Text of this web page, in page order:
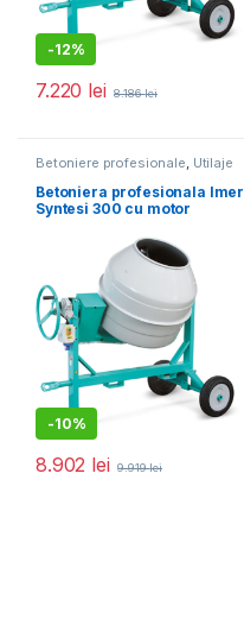
-12%
7.220 lei 8.186lei
Betoniere profesionale Utilaje
pentru construcții
Betoniera profesionala Imer
Syntesi 300 cu motor
-10%
8.902 lei 9.919lei